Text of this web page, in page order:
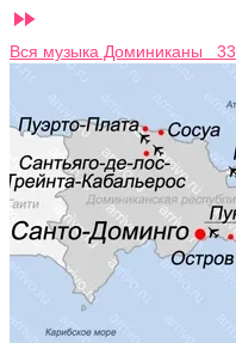

Вся музыка Доминиканы 33